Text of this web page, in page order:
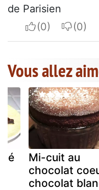
de Parisien
I apreciate
I do
Vous allez
Mi-cuit au
chocolat
chocolat